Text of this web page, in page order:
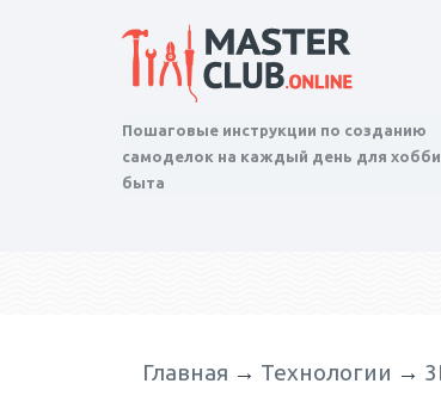
Пошаговые инструкции по созданию
самоделок на каждый день для хобби
быта
Главная → Технологии →